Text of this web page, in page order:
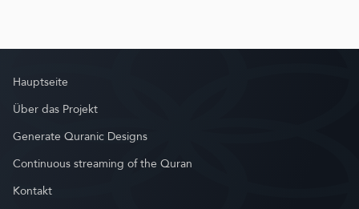
Hauptseite
Über das Projekt
Generate Quranic Designs
Continuous streaming of the Quran
Kontakt